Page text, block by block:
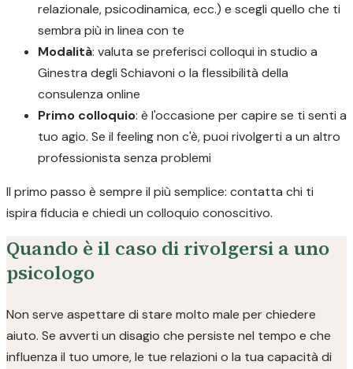
relazionale, psicodinamica, ecc.) e scegli quello che ti
sembra più in linea con te
Modalità: valuta se preferisci colloqui in studio a
Ginestra degli Schiavoni o la flessibilità della
consulenza online
Primo colloquio: è l'occasione per capire se ti senti a
tuo agio. Se il feeling non c'è, puoi rivolgerti a un altro
professionista senza problemi
Il primo passo è sempre il più semplice: contatta chi ti
ispira fiducia e chiedi un colloquio conoscitivo.
Quando è il caso di rivolgersi a uno
psicologo
Non serve aspettare di stare molto male per chiedere
aiuto. Se avverti un disagio che persiste nel tempo e che
influenza il tuo umore, le tue relazioni o la tua capacità di